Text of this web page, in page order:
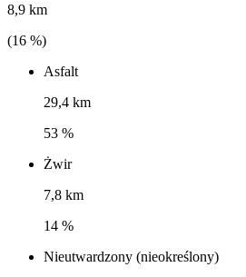
8,9 km
(16 %)
Asfalt
29,4 km
53 %
Żwir
7,8 km
14 %
Nieutwardzony (nieokreślony)